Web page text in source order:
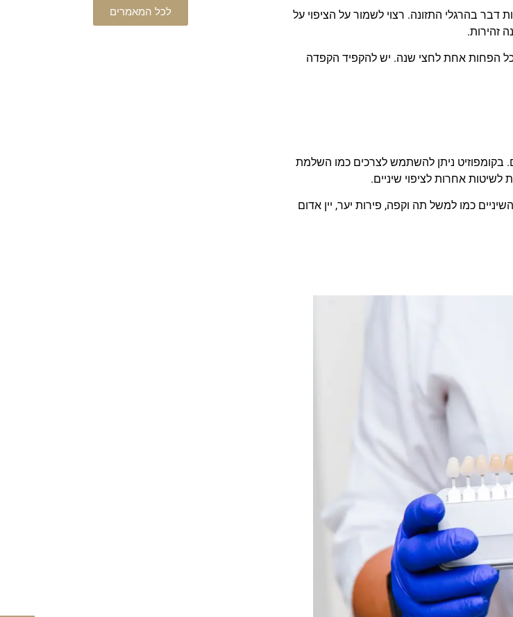
דבר בהרגלי התזונה. רצוי לשמור על הציפוי על
זהירות.
לכל הפחות אחת לחצי שנה. יש להקפיד הקפדה
בקומפוזיט ניתן להשתמש לצרכים כמו השלמת
לשיטות אחרות לציפוי שיניים.
כמו למשל תה וקפה, פירות יער, יין אדום
לכל המאמרים